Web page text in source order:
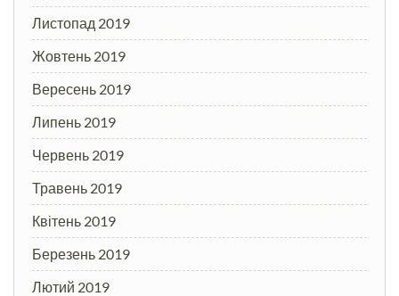
Листопад 2019
Жовтень 2019
Вересень 2019
Липень 2019
Червень 2019
Травень 2019
Квітень 2019
Березень 2019
Лютий 2019